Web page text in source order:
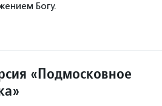
Богу.
«Подмосковное